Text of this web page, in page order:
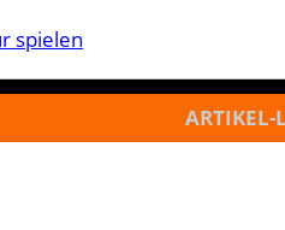
spielen
ARTIKEL-